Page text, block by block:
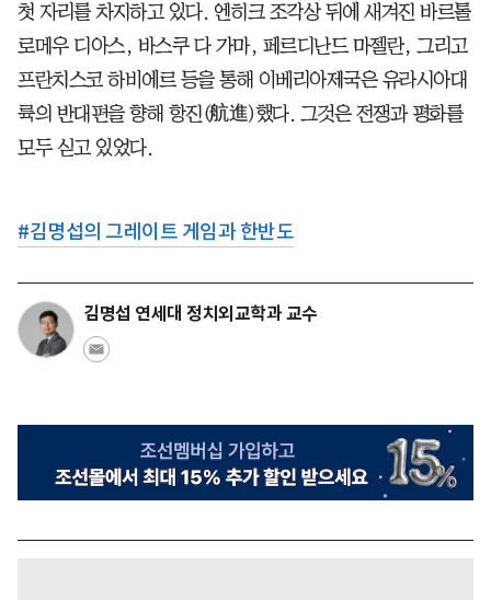
첫 자리를 차지하고 있다. 엔히크 조각상 뒤에 새겨진 바르톨
로메우 디아스, 바스쿠 다 가마, 페르디난드 마젤란, 그리고
프란치스코 하비에르 등을 통해 이베리아제국은 유라시아대
륙의 반대편을 향해 항진(航進)했다. 그것은 전쟁과 평화를
모두 싣고 있었다.
#김명섭의 그레이트 게임과 한반도
김명섭 연세대 정치외교학과 교수